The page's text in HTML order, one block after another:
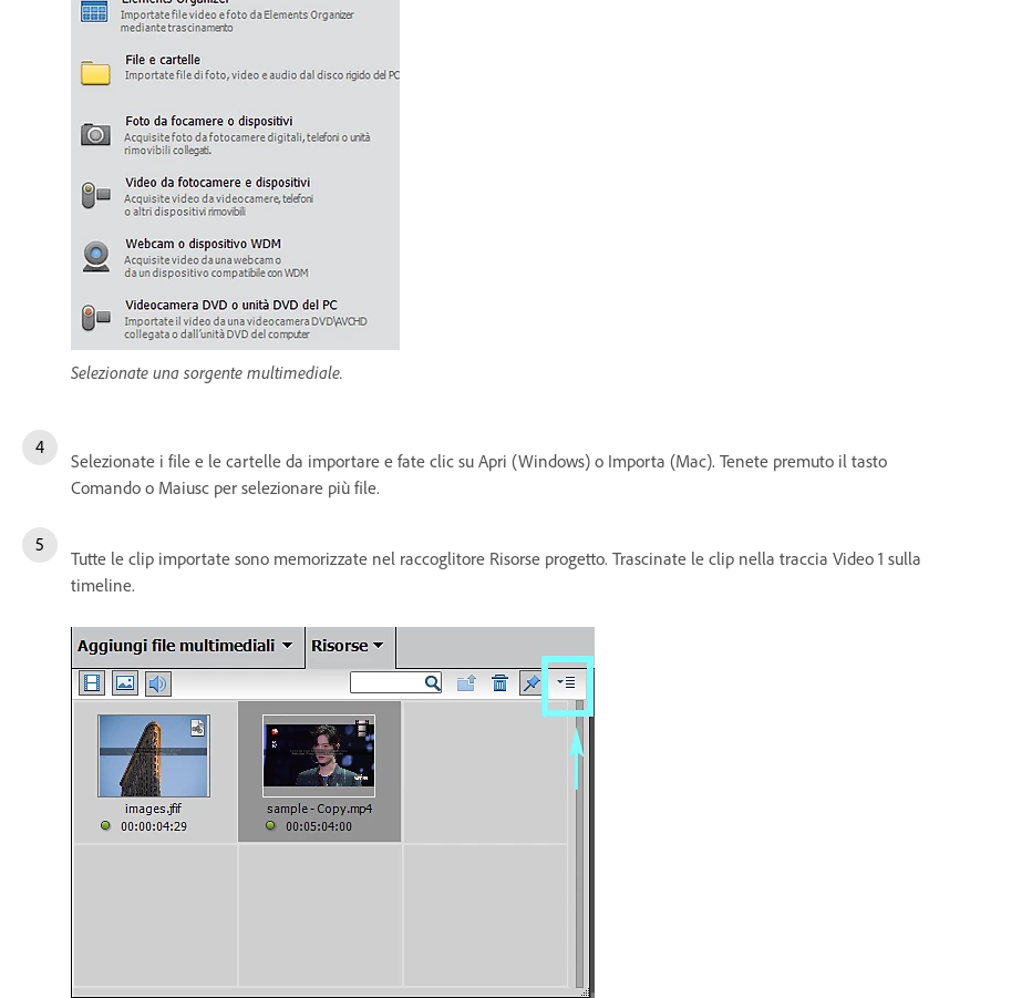
Selezionate una sorgente multimediale.
Selezionate i file e le cartelle da importare e fate clic su Apri (Windows) o Importa (Mac). Tenete premuto il tasto
Comando o Maiusc per selezionare più file.
Tutte le clip importate sono memorizzate nel raccoglitore Risorse progetto. Trascinate le clip nella traccia Video 1 sulla
timeline.